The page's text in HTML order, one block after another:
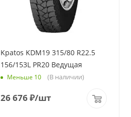
Kpatos KDM19 315/80 R22.5
156/153L PR20 Ведущая
Меньше 10 (В наличии)
26 676 ₽/шт